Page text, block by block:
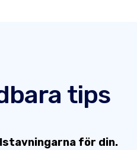
tips
för din.